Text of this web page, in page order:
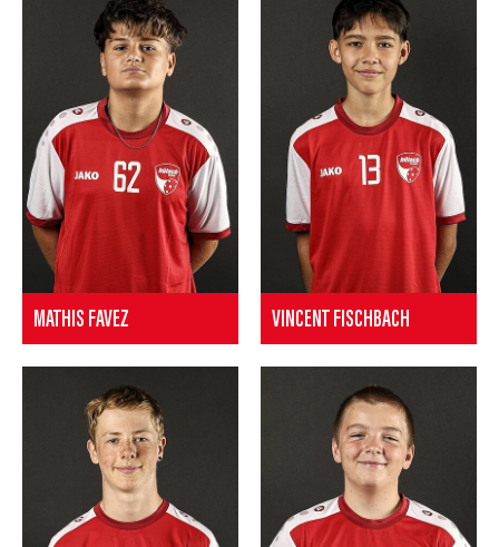
MATHIS FAVEZ VINCENT FISCHBACH